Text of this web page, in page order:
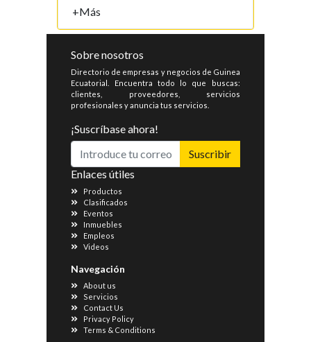
+Más
Sobre nosotros
Directorio de empresas y negocios de Guinea
Ecuatorial. Encuentra todo lo que buscas:
clientes, proveedores, servicios
profesionales y anuncia tus servicios.
¡Suscríbase ahora!
Suscribir
Enlaces útiles
Productos
Clasificados
Eventos
Inmuebles
Empleos
Videos
Navegación
About us
Servicios
Contact Us
Privacy Policy
Terms & Conditions